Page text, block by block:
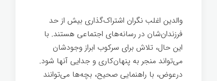
والدین اغلب نگران اشتراک‌گذاری بیش از حد
فرزندان‌شان در رسانه‌های اجتماعی هستند. با
این حال، تلاش برای سرکوب ابراز وجودشان
می‌تواند منجر به پنهان‌کاری و جدایی آنها شود.
درعوض، با راهنمایی صحیح، بچه‌ها می‌توانند